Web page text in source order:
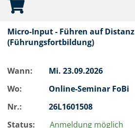
Micro-Input - Führen auf Distanz
(Führungsfortbildung)
Wann: Mi. 23.09.2026
Wo:
Online-Seminar FoBi
Nr.:
26L1601508
Status:
Anmeldung möglich